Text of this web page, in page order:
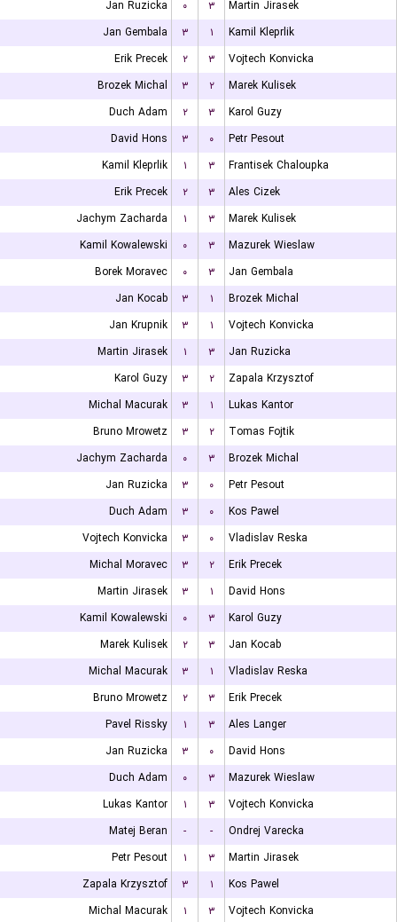
Jan Ruzicka
۰ ۳
Martin Jirasek
Jan Gembala
۳ ۱
Kamil Kleprlik
Erik Precek
۲ ۳
Vojtech Konvicka
Brozek Michal
۳ ۲
Marek Kulisek
Duch Adam
۲ ۳
Karol Guzy
David Hons
۳ ۰
Petr Pesout
Kamil Kleprlik
۱ ۳
Frantisek Chaloupka
Erik Precek
۲ ۳
Ales Cizek
Jachym Zacharda
۱ ۳
Marek Kulisek
Kamil Kowalewski
۰ ۳
Mazurek Wieslaw
Borek Moravec
۰ ۳
Jan Gembala
Jan Kocab
۳ ۱
Brozek Michal
Jan Krupnik
۳ ۱
Vojtech Konvicka
Martin Jirasek
۱ ۳
Jan Ruzicka
Karol Guzy
۳ ۲
Zapala Krzysztof
Michal Macurak
۳ ۱
Lukas Kantor
Bruno Mrowetz
۳ ۲
Tomas Fojtik
Jachym Zacharda
۰ ۳
Brozek Michal
Jan Ruzicka
۳ ۰
Petr Pesout
Duch Adam
۳ ۰
Kos Pawel
Vojtech Konvicka
۳ ۰
Vladislav Reska
Michal Moravec
۳ ۲
Erik Precek
Martin Jirasek
۳ ۱
David Hons
Kamil Kowalewski
۰ ۳
Karol Guzy
Marek Kulisek
۲ ۳
Jan Kocab
Michal Macurak
۳ ۱
Vladislav Reska
Bruno Mrowetz
۲ ۳
Erik Precek
Pavel Rissky
۱ ۳
Ales Langer
Jan Ruzicka
۳ ۰
David Hons
Duch Adam
۰ ۳
Mazurek Wieslaw
Lukas Kantor
۱ ۳
Vojtech Konvicka
Matej Beran
- -
Ondrej Varecka
Petr Pesout
۱ ۳
Martin Jirasek
Zapala Krzysztof
۳ ۱
Kos Pawel
Michal Macurak
۱ ۳
Vojtech Konvicka